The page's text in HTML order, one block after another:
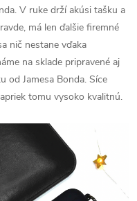
V ruke drží akúsi tašku a
má len ďalšie firemné
nič nestane vďaka
na sklade pripravené aj
od Jamesa Bonda. Síce
tomu vysoko kvalitnú.